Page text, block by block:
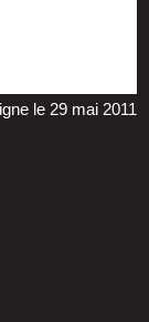
le 29 mai 2011